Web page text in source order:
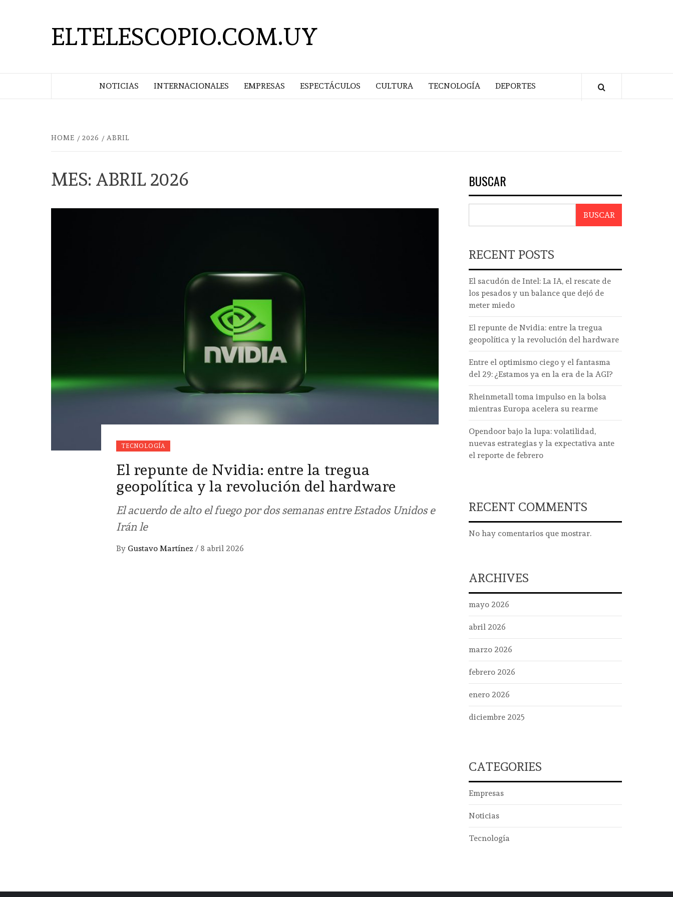
ELTELESCOPIO.COM.UY
NOTICIAS INTERNACIONALES EMPRESAS ESPECTÁCULOS CULTURA TECNOLOGÍA DEPORTES
HOME 2026 ABRIL
MES: ABRIL 2026
TECNOLOGÍA
El repunte de Nvidia: entre la tregua
geopolítica y la revolución del hardware
El acuerdo de alto el fuego por dos semanas entre Estados Unidos e
Irán le
By Gustavo Martínez / 8 abril 2026
BUSCAR
BUSCAR
RECENT POSTS
El sacudón de Intel: La IA, el rescate de
los pesados y un balance que dejó de
meter miedo
El repunte de Nvidia: entre la tregua
geopolítica y la revolución del hardware
Entre el optimismo ciego y el fantasma
del 29: ¿Estamos ya en la era de la AGI?
Rheinmetall toma impulso en la bolsa
mientras Europa acelera su rearme
Opendoor bajo la lupa: volatilidad,
nuevas estrategias y la expectativa ante
el reporte de febrero
RECENT COMMENTS
No hay comentarios que mostrar.
ARCHIVES
mayo 2026
abril 2026
marzo 2026
febrero 2026
enero 2026
diciembre 2025
CATEGORIES
Empresas
Noticias
Tecnología